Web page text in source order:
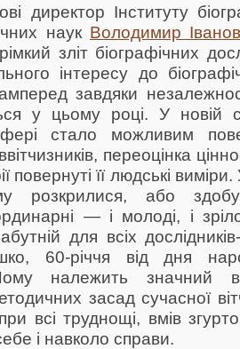
директор Інституту
наук Володимир
зліт біографічних
інтересу до
завдяки
у цьому році. У новій
стало можливим
переоцінка
повернуті її людські
розкрилися, або
— і молоді, і
для всіх дослідників-
60-річчя від дня
належить значний
засад сучасної
всі труднощі, вмів
і навколо справи.